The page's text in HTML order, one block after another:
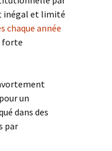
inégal et limité
chaque année
forte
un
dans des
par